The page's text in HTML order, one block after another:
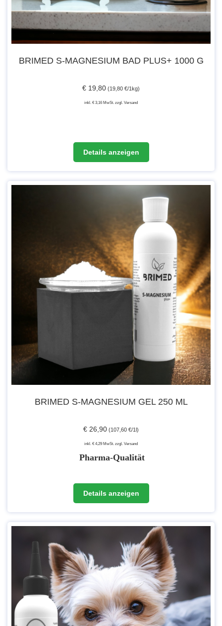
BRIMED S-MAGNESIUM BAD PLUS+ 1000 G
€ 19,80 (19,80 €/1kg)
inkl. € 3,16 MwSt. zzgl. Versand
Details anzeigen
BRIMED S-MAGNESIUM GEL 250 ML
€ 26,90 (107,60 €/1l)
inkl. € 4,29 MwSt. zzgl. Versand
Pharma-Qualität
Es handelt sich um Rohstoffe, die in medizinischen Anwendungen
eingesetzt werden. Der Gehalt von Verunreinigungen und
auf ein vernachlässigbares Minimum reduziert.
Also umso höher die Qualität, desto "reiner" ist das Produkt bzw.
desto weniger Fremdprodukte wie Schwermetalle o.ä. sind im Produkt
enthalten.
UnserMagnesiumchlorid in pharmazeutischer Qualität, Gehalt
>99,9 %
wird in der EU hergestellt. Durch mehrere Verfahren und
Aufreinigungen kann dann diese Qualitätsstufe erreicht werden. Unser
Details anzeigen